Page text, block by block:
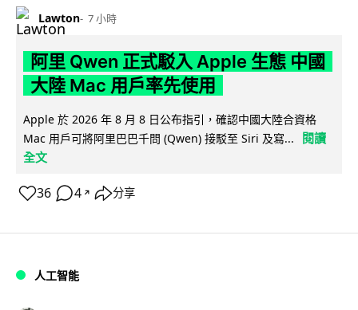
Lawton 7 小時
阿里 Qwen 正式駁入 Apple 生態 中國
大陸 Mac 用戶率先使用
Apple 於 2026 年 8 月 8 日公布指引，確認中國大陸合資格
Mac 用戶可將阿里巴巴千問 (Qwen) 接駁至 Siri 及寫...
閱讀
全文
36 4 ↗ 分享
人工智能